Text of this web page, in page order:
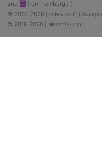
and ☮ from hamburg ;-)
© 2003-2026 | enbox.de IT Lösungen
© 2019-2026 | allesoffen.com